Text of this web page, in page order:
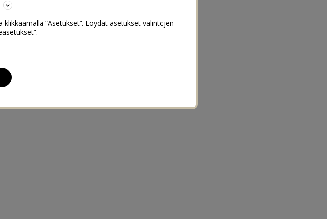
“Asetukset”. Löydät asetukset valintojen